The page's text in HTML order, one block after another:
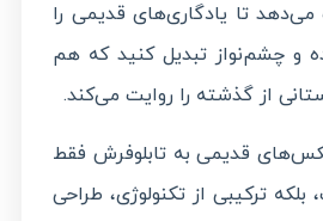
می‌دهد تا یادگاری‌های قدیمی را
و چشم‌نواز تبدیل کنید که هم
از گذشته را روایت می‌کند.
قدیمی به تابلوفرش فقط
ترکیبی از تکنولوژی، طراحی